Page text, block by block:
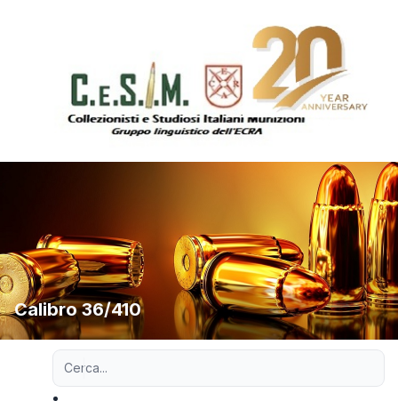
Calibro 36/410